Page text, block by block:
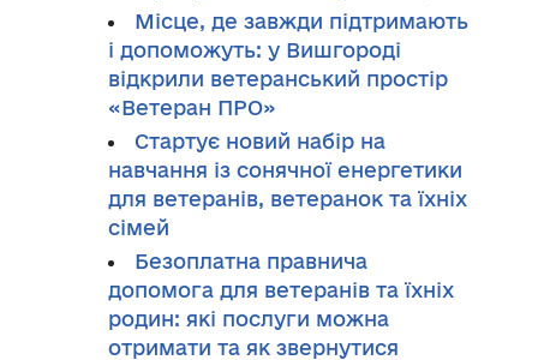
Місце, де завжди підтримають
і допоможуть: у Вишгороді
відкрили ветеранський простір
«Ветеран ПРО»
Стартує новий набір на
навчання із сонячної енергетики
для ветеранів, ветеранок та їхніх
сімей
Безоплатна правнича
допомога для ветеранів та їхніх
родин: які послуги можна
отримати та як звернутися